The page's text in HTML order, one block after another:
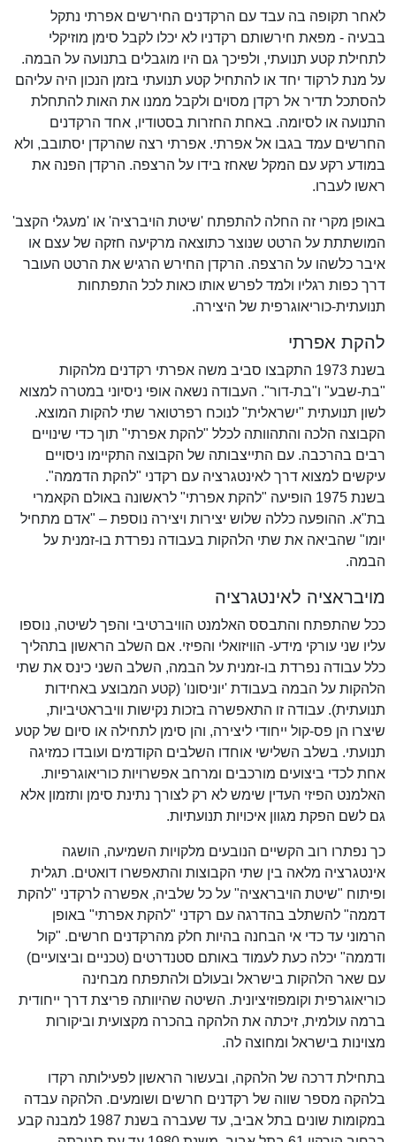
לאחר תקופה בה עבד עם הרקדנים החירשים אפרתי נתקל
בבעיה - מפאת חירשותם רקדניו לא יכלו לקבל סימן מוזיקלי
לתחילת קטע תנועתי, ולפיכך גם היו מוגבלים בתנועה על הבמה.
על מנת לרקוד יחד או להתחיל קטע תנועתי בזמן הנכון היה עליהם
להסתכל תדיר אל רקדן מסוים ולקבל ממנו את האות להתחלת
התנועה או לסיומה. באחת החזרות בסטודיו, אחד הרקדנים
החרשים עמד בגבו אל אפרתי. אפרתי רצה שהרקדן יסתובב, ולא
במודע רקע עם המקל שאחז בידו על הרצפה. הרקדן הפנה את
ראשו לעברו.
באופן מקרי זה החלה להתפתח 'שיטת הויברציה' או 'מעגלי הקצב'
המושתתת על הרטט שנוצר כתוצאה מרקיעה חזקה של עצם או
איבר כלשהו על הרצפה. הרקדן החירש הרגיש את הרטט העובר
דרך כפות רגליו ולמד לפרש אותו כאות לכל התפתחות
תנועתית-כוריאוגרפית של היצירה.
להקת אפרתי
בשנת 1973 התקבצו סביב משה אפרתי רקדנים מלהקות
"בת-שבע" ו"בת-דור". העבודה נשאה אופי ניסיוני במטרה למצוא
לשון תנועתית "ישראלית" לנוכח רפרטואר שתי להקות המוצא.
הקבוצה הלכה והתהוותה לכלל "להקת אפרתי" תוך כדי שינויים
רבים בהרכבה. עם התייצבותה של הקבוצה התקיימו ניסויים
עיקשים למצוא דרך לאינטגרציה עם רקדני "להקת הדממה".
בשנת 1975 הופיעה "להקת אפרתי" לראשונה באולם הקאמרי
בת"א. ההופעה כללה שלוש יצירות ויצירה נוספת – "אדם מתחיל
יומו" שהביאה את שתי הלהקות בעבודה נפרדת בו-זמנית על
הבמה.
מויבראציה לאינטגרציה
ככל שהתפתח והתבסס האלמנט הוויברטיבי והפך לשיטה, נוספו
עליו שני עורקי מידע- הוויזואלי והפיזי. אם השלב הראשון בתהליך
כלל עבודה נפרדת בו-זמנית על הבמה, השלב השני כינס את שתי
הלהקות על הבמה בעבודת 'יוניסונו' (קטע המבוצע באחידות
תנועתית). עבודה זו התאפשרה בזכות נקישות וויבראטיביות,
שיצרו הן פס-קול ייחודי ליצירה, והן סימן לתחילה או סיום של קטע
תנועתי. בשלב השלישי אוחדו השלבים הקודמים ועובדו כמזיגה
אחת לכדי ביצועים מורכבים ומרחב אפשרויות כוריאוגרפיות.
האלמנט הפיזי העדין שימש לא רק לצורך נתינת סימן ותזמון אלא
גם לשם הפקת מגוון איכויות תנועתיות.
כך נפתרו רוב הקשיים הנובעים מלקויות השמיעה, הושגה
אינטגרציה מלאה בין שתי הקבוצות והתאפשרו דואטים. תגלית
ופיתוח "שיטת הויבראציה" על כל שלביה, אפשרה לרקדני "להקת
דממה" להשתלב בהדרגה עם רקדני "להקת אפרתי" באופן
הרמוני עד כדי אי הבחנה בהיות חלק מהרקדנים חרשים. "קול
ודממה" יכלה כעת לעמוד באותם סטנדרטים (טכניים וביצועיים)
עם שאר הלהקות בישראל ובעולם ולהתפתח מבחינה
כוריאוגרפית וקומפוזיציונית. השיטה שהיוותה פריצת דרך ייחודית
ברמה עולמית, זיכתה את הלהקה בהכרה מקצועית וביקורות
מצוינות בישראל ומחוצה לה.
בתחילת דרכה של הלהקה, ובעשור הראשון לפעילותה רקדו
בלהקה מספר שווה של רקדנים חרשים ושומעים. הלהקה עבדה
במקומות שונים בתל אביב, עד שעברה בשנת 1987 למבנה קבע